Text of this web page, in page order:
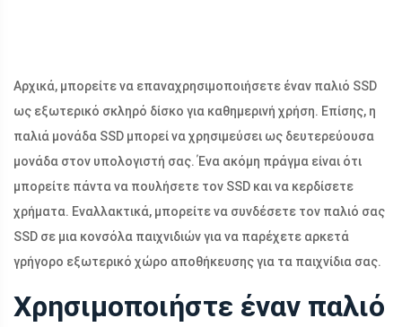
Αρχικά, μπορείτε να επαναχρησιμοποιήσετε έναν παλιό SSD
ως εξωτερικό σκληρό δίσκο για καθημερινή χρήση. Επίσης, η
παλιά μονάδα SSD μπορεί να χρησιμεύσει ως δευτερεύουσα
μονάδα στον υπολογιστή σας. Ένα ακόμη πράγμα είναι ότι
μπορείτε πάντα να πουλήσετε τον SSD και να κερδίσετε
χρήματα. Εναλλακτικά, μπορείτε να συνδέσετε τον παλιό σας
SSD σε μια κονσόλα παιχνιδιών για να παρέχετε αρκετά
γρήγορο εξωτερικό χώρο αποθήκευσης για τα παιχνίδια σας.
Χρησιμοποιήστε έναν παλιό